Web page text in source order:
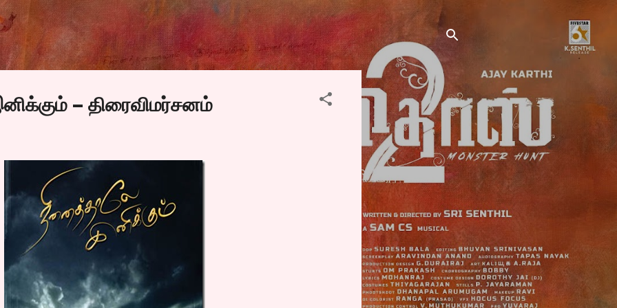
Skip to main content
– திரைவிமர்சனம்